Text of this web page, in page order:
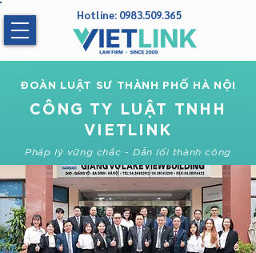
Hotline: 0983.509.365
ĐOÀN LUẬT SƯ THÀNH PHỐ HÀ NỘI
CÔNG TY LUẬT TNHH
VIETLINK
Pháp lý vững chắc - Dẫn lối thành công